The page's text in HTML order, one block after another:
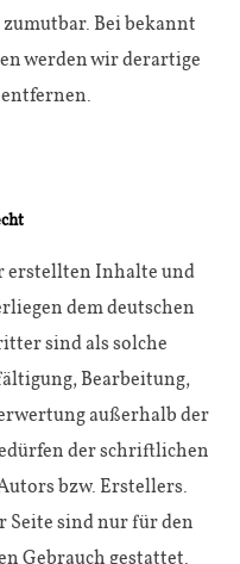
Bei bekannt
werden wir derartige
erstellten Inhalte und
dem deutschen
sind als solche
Bearbeitung,
außerhalb der
der schriftlichen
bzw. Erstellers.
Seite sind nur für den
Gebrauch gestattet.